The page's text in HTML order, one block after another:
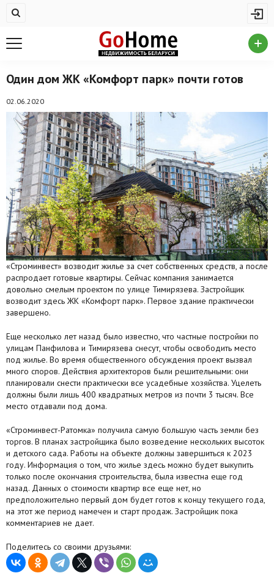
Купить квартиру
Новостройки
Дома/коттеджи/участки
Комерческая недвижимость
Продажа коммерческой недвижимости
Аренда коммерческой недвижимости
Другие разделы
Новости
Агентства
Ремонт квартир
Грузовое такси
Способы оплаты
Реклама на сайте
Один дом ЖК «Комфорт парк» почти готов
02.06.2020
«Строминвест» возводит жилье за счет собственных средств, а после
распродает готовые квартиры. Сейчас компания занимается
довольно смелым проектом по улице Тимирязева. Застройщик
возводит здесь ЖК «Комфорт парк». Первое здание практически
завершено.
Еще несколько лет назад было известно, что частные постройки по
улицам Панфилова и Тимирязева снесут, чтобы освободить место
под жилье. Во время общественного обсуждения проект вызвал
много споров. Действия архитекторов были решительными: они
планировали снести практически все усадебные хозяйства. Уцелеть
должны были лишь 400 квадратных метров из почти 3 тысяч. Все
место отдавали под дома.
«Строминвест-Ратомка» получила самую большую часть земли без
торгов. В планах застройщика было возведение нескольких высоток
и детского сада. Работы на объекте должны завершиться к 2023
году. Информация о том, что жилье здесь можно будет выкупить
только после окончания строительства, была известна еще год
назад. Данных о стоимости квартир все еще нет, но
предположительно первый дом будет готов к концу текущего года,
на этот же период намечен и старт продаж. Застройщик пока
комментариев не дает.
Поделитесь со своими друзьями: